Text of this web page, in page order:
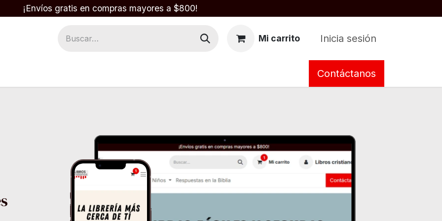
¡Envíos gratis en compras mayores a $800!
Mi carrito Inicia sesión
Contáctanos